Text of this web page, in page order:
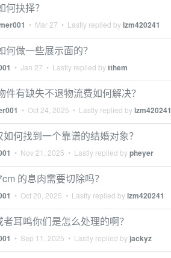
何抉择？
• Mar 27 • Lastly replied bylzm420241
何做一些展示面的？
• Jan 27 • Lastly replied bytthem
件有缺失不退物流费如何解决？
• Oct 24, 2025 • Lastly replied bylzm420241
何找到一个靠谱的结婚对象？
• Nov 21, 2025 • Lastly replied bypheyer
的息肉需要切除吗？
• Oct 20, 2025 • Lastly replied bylzm420241
耳鸣你们是怎么处理的啊？
• Sep 11, 2025 • Lastly replied by jackyz